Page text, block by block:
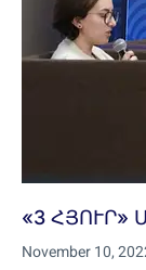
«3 ՀՅՈՒՐ»
November 10,